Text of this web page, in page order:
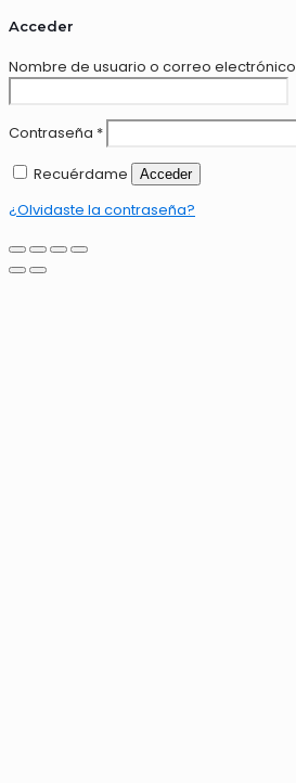
Acceder
Nombre de usuario o correo electrónico
Contraseña *
Recuérdame
Acceder
¿Olvidaste la contraseña?